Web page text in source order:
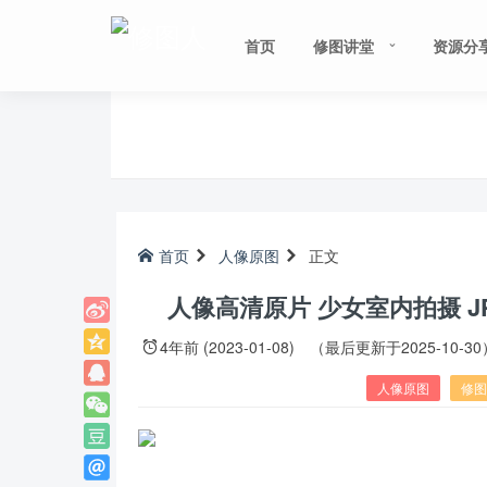
首页 修图讲堂 资源分
首页 人像原图 正文
人像高清原片 少女室内拍摄
4年前 (2023-01-08) （最后更新于2025-10-30
人像原图 修